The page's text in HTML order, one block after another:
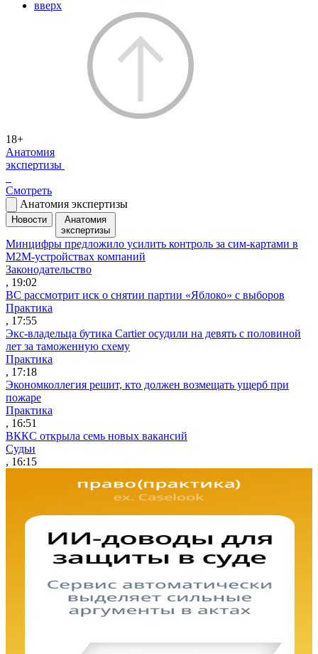
вверх
18+
Анатомия
экспертизы
Смотреть
Анатомия экспертизы
Новости
Анатомия
экспертизы
Минцифры предложило усилить контроль за сим-картами в
M2M-устройствах компаний
Законодательство
, 19:02
ВС рассмотрит иск о снятии партии «Яблоко» с выборов
Практика
, 17:55
Экс-владельца бутика Cartier осудили на девять с половиной
лет за таможенную схему
Практика
, 17:18
Экономколлегия решит, кто должен возмещать ущерб при
пожаре
Практика
, 16:51
ВККС открыла семь новых вакансий
Судьи
, 16:15